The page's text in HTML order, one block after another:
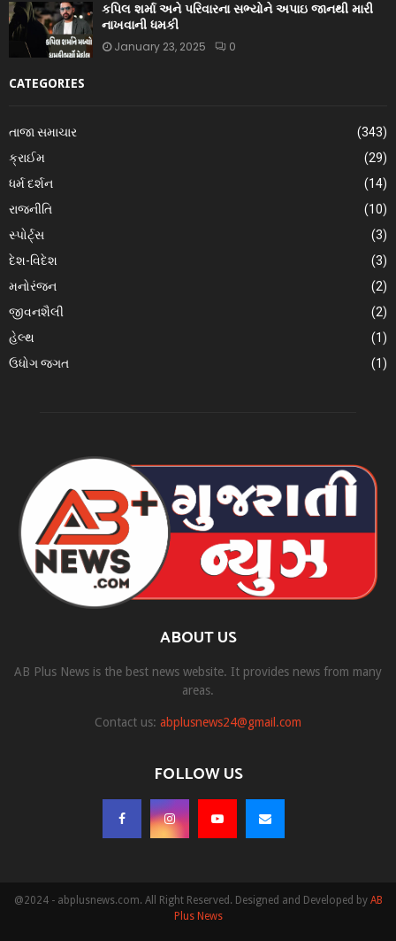
કપિલ શર્મા અને પરિવારના સભ્યોને અપાઇ જાનથી મારી
નાખવાની ધમકી
January 23, 2025 0
CATEGORIES
તાજા સમાચાર
(343)
ક્રાઈમ
(29)
ધર્મ દર્શન
(14)
રાજનીતિ
(10)
સ્પોર્ટ્સ
(3)
દેશ-વિદેશ
(3)
મનોરંજન
(2)
જીવનશૈલી
(2)
હેલ્થ
(1)
ઉધોગ જગત
(1)
ABOUT US
AB Plus News is the best news website. It provides news from many
areas.
Contact us: abplusnews24@gmail.com
FOLLOW US
@2024 - abplusnews.com. All Right Reserved. Designed and Developed by AB
Plus News